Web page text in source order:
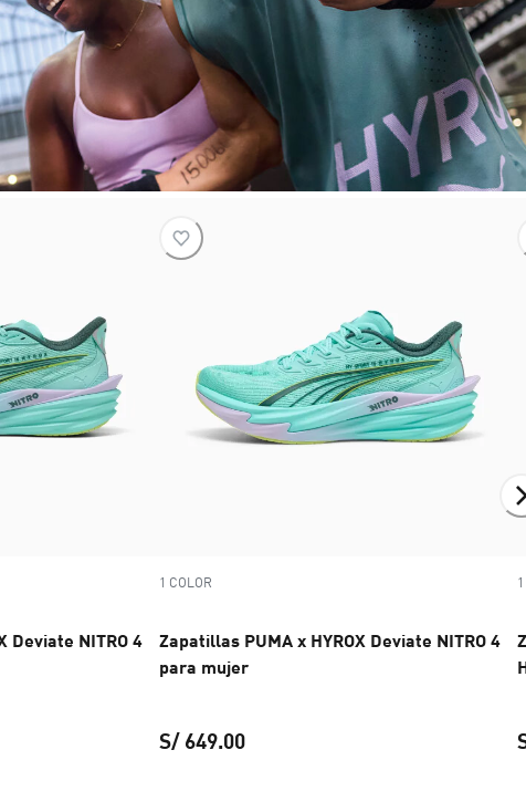
Deviate NITRO 4
1 COLOR
Zapatillas PUMA x HYROX Deviate NITRO 4
para mujer
S/ 649.00